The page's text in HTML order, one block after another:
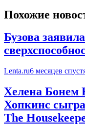
Похожие
Бузова
Lenta.ru6 месяцев
Хелена Бонем
Хопкинс
The